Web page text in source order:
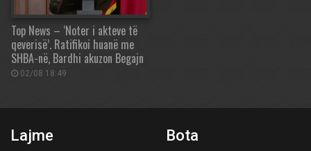
Top News – ‘Noter i akteve të
qeverisë’. Ratifikoi huanë me
SHBA-në, Bardhi akuzon Begajn
02/08 18:49
Lajme Bota